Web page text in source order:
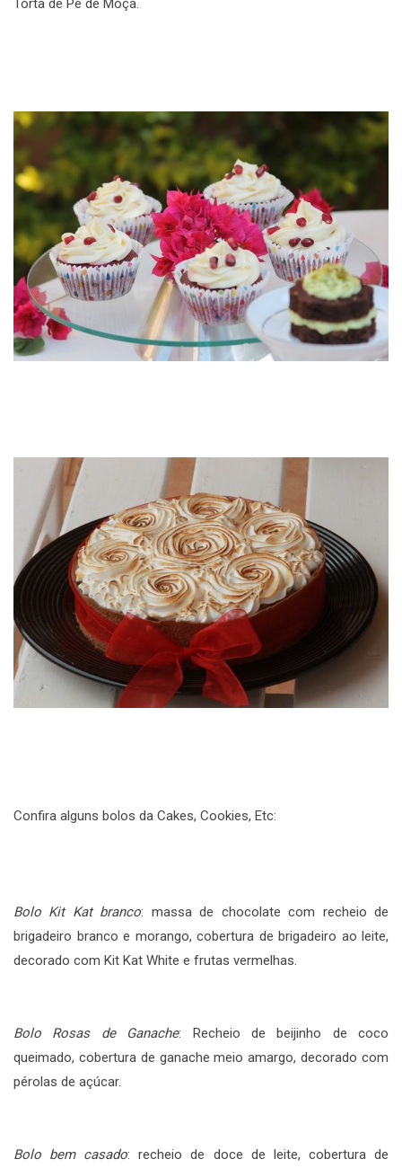
Torta de Pé de Moça.
Confira alguns bolos da Cakes, Cookies, Etc:
Bolo Kit Kat branco: massa de chocolate com recheio de
brigadeiro branco e morango, cobertura de brigadeiro ao leite,
decorado com Kit Kat White e frutas vermelhas.
Bolo Rosas de Ganache: Recheio de beijinho de coco
queimado, cobertura de ganache meio amargo, decorado com
pérolas de açúcar.
Bolo bem casado: recheio de doce de leite, cobertura de